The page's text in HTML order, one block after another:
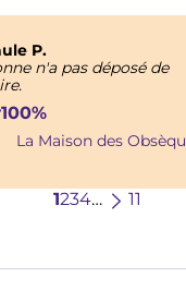
P.
n'a pas déposé de
100%
La Maison des
Page
1Page
2Page
3Page
4…Page
11